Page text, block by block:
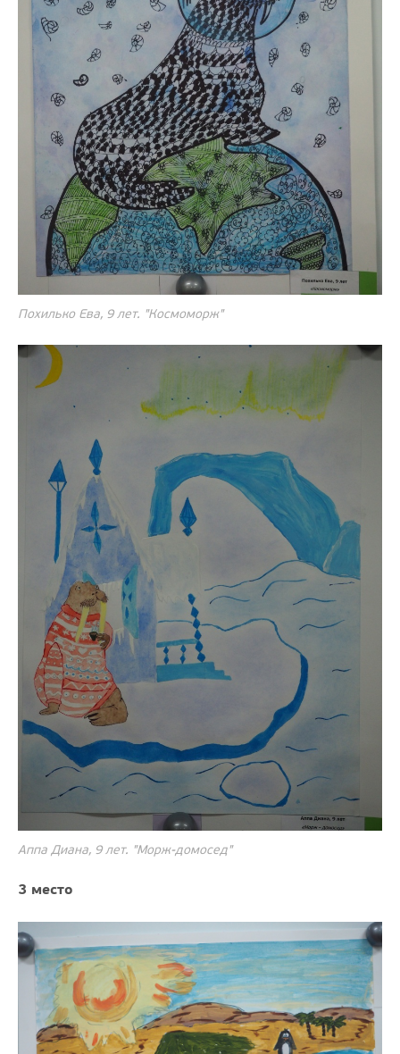
Похилько Ева, 9 лет. "Космоморж"
Аппа Диана, 9 лет. "Морж-домосед"
3 место